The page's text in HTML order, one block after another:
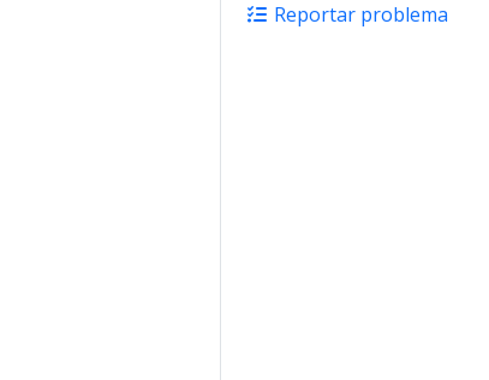
Reportar problema